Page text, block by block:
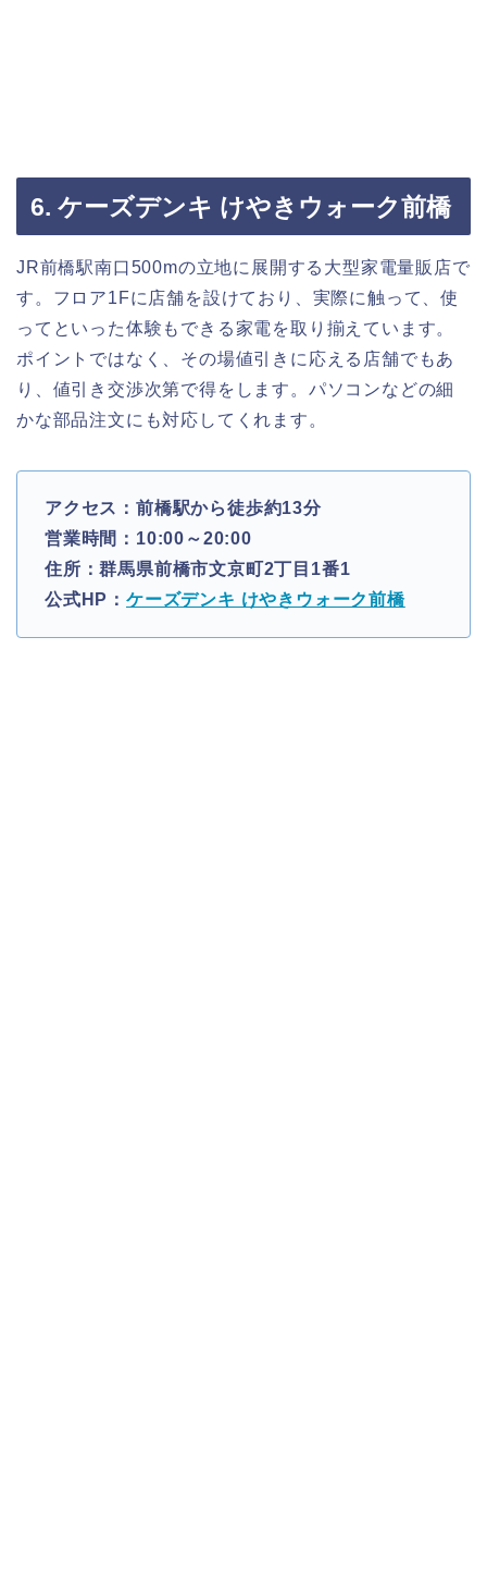
6. ケーズデンキ けやきウォーク前橋
JR前橋駅南口500mの立地に展開する大型家電量販店で
す。フロア1Fに店舗を設けており、実際に触って、使
ってといった体験もできる家電を取り揃えています。
ポイントではなく、その場値引きに応える店舗でもあ
り、値引き交渉次第で得をします。パソコンなどの細
かな部品注文にも対応してくれます。
アクセス：前橋駅から徒歩約13分
営業時間：10:00～20:00
住所：群馬県前橋市文京町2丁目1番1
公式HP： ケーズデンキ けやきウォーク前橋